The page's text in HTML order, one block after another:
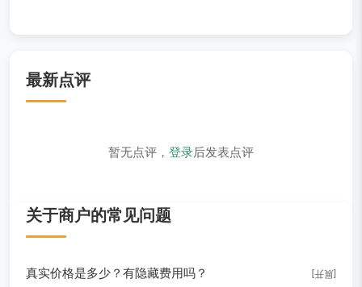
最新点评
暂无点评， 登录后发表点评
关于商户的常见问题
真实价格是多少？有隐藏费用吗？ [展开]